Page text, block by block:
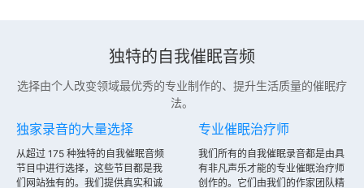
独特的自我催眠音频
选择由个人改变领域最优秀的专业制作的、提升生活质量的催眠疗
法。
独家录音的大量选择
从超过 175 种独特的自我催眠音频
节目中进行选择，这些节目都是我
们网站独有的。我们提供真实和诚
专业催眠治疗师
我们所有的自我催眠录音都是由具
有非凡声乐才能的专业催眠治疗师
创作的。它们由我们的作家团队精